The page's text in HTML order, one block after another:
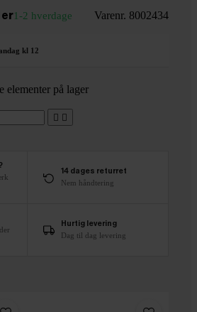
er1-2 hverdage Varenr. 8002434
kl 12
elementer på lager
 
14 dages returret
Nem håndtering
Hurtig levering
Dag til dag levering